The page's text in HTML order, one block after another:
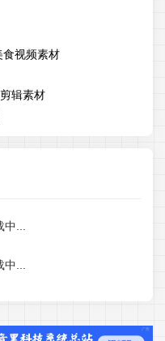
食视频素材
辑素材
...
...